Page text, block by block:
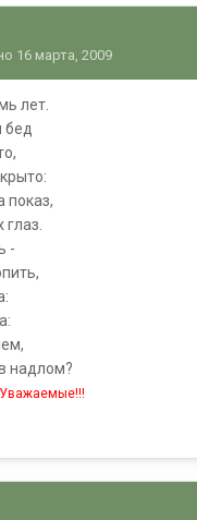
16 марта, 2009
лет.
бед
показ,
-
надлом?